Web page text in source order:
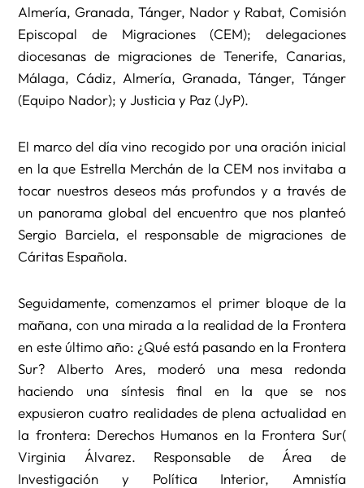
Almería, Granada, Tánger, Nador y Rabat, Comisión
Episcopal de Migraciones (CEM); delegaciones
diocesanas de migraciones de Tenerife, Canarias,
Málaga, Cádiz, Almería, Granada, Tánger, Tánger
(Equipo Nador); y Justicia y Paz (JyP).
El marco del día vino recogido por una oración inicial
en la que Estrella Merchán de la CEM nos invitaba a
tocar nuestros deseos más profundos y a través de
un panorama global del encuentro que nos planteó
Sergio Barciela, el responsable de migraciones de
Cáritas Española.
Seguidamente, comenzamos el primer bloque de la
mañana, con una mirada a la realidad de la Frontera
en este último año: ¿Qué está pasando en la Frontera
Sur? Alberto Ares, moderó una mesa redonda
haciendo una síntesis final en la que se nos
expusieron cuatro realidades de plena actualidad en
la frontera: Derechos Humanos en la Frontera Sur(
Virginia Álvarez. Responsable de Área de
Investigación y Política Interior, Amnistía